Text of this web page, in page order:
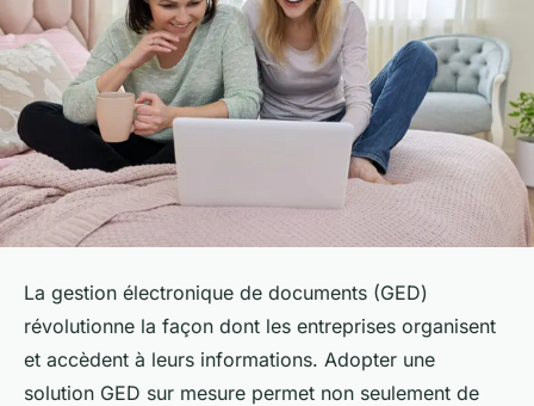
La gestion électronique de documents (GED)
révolutionne la façon dont les entreprises organisent
et accèdent à leurs informations. Adopter une
solution GED sur mesure permet non seulement de